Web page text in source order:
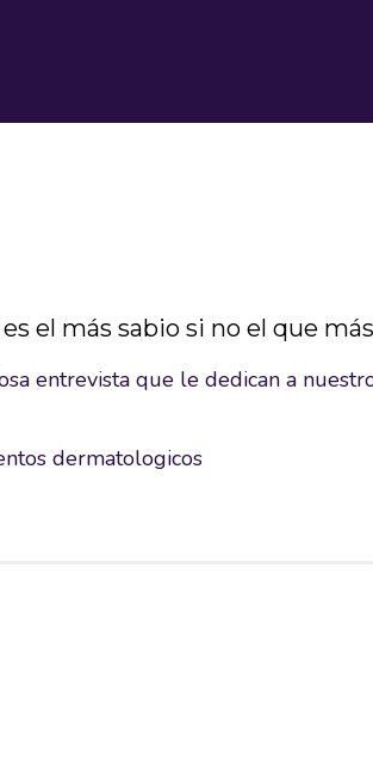
el más sabio si no el que
entrevista que le dedican a